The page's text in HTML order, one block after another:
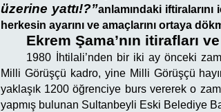
üzerine yattı!?”anlamındaki iftiralarını
herkesin ayarını ve amaçlarını ortaya
Ekrem Şama’nın itirafları
1980 İhtilali’nden bir iki ay önceki
Milli Görüşçü kadro, yine Milli Görüşçü
yaklaşık 1200 öğrenciye burs vererek o
yapmış bulunan Sultanbeyli Eski Belediye